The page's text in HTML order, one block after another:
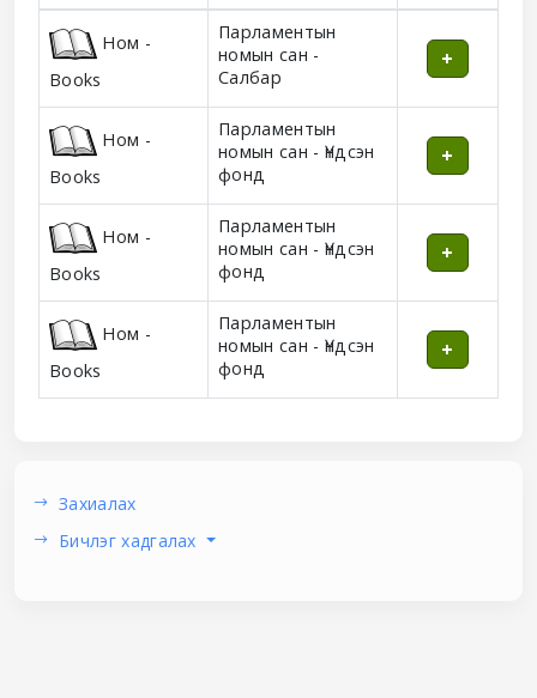
Ном -
Books
Парламентын
номын сан -
Салбар
Ном -
Books
Парламентын
номын сан - Үндсэн
фонд
Ном -
Books
Парламентын
номын сан - Үндсэн
фонд
Ном -
Books
Парламентын
номын сан - Үндсэн
фонд
Захиалах
Бичлэг хадгалах